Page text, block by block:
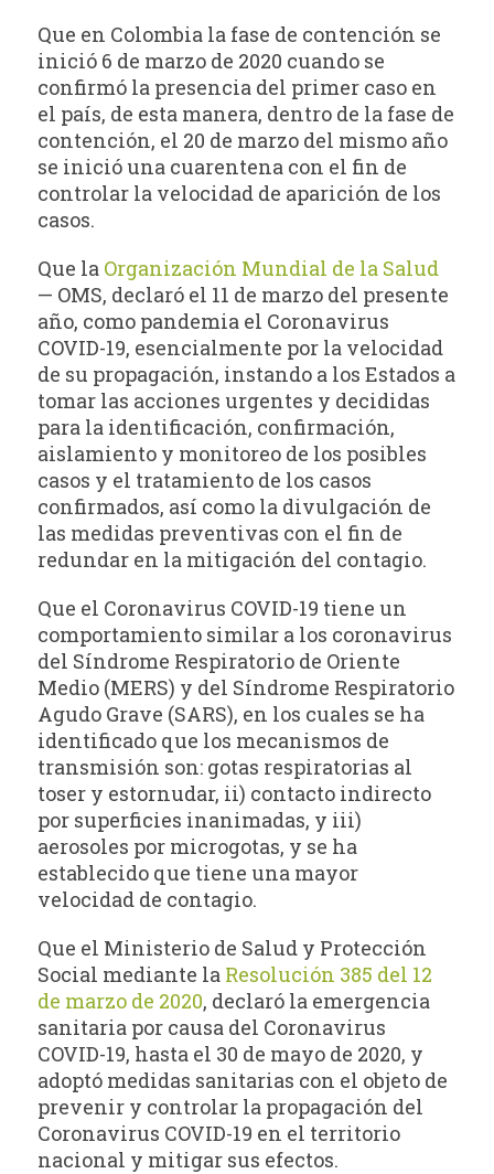
Que en Colombia la fase de contención se
inició 6 de marzo de 2020 cuando se
confirmó la presencia del primer caso en
el país, de esta manera, dentro de la fase de
contención, el 20 de marzo del mismo año
se inició una cuarentena con el fin de
controlar la velocidad de aparición de los
casos.
Que la Organización Mundial de la Salud
— OMS, declaró el 11 de marzo del presente
año, como pandemia el Coronavirus
COVID-19, esencialmente por la velocidad
de su propagación, instando a los Estados a
tomar las acciones urgentes y decididas
para la identificación, confirmación,
aislamiento y monitoreo de los posibles
casos y el tratamiento de los casos
confirmados, así como la divulgación de
las medidas preventivas con el fin de
redundar en la mitigación del contagio.
Que el Coronavirus COVID-19 tiene un
comportamiento similar a los coronavirus
del Síndrome Respiratorio de Oriente
Medio (MERS) y del Síndrome Respiratorio
Agudo Grave (SARS), en los cuales se ha
identificado que los mecanismos de
transmisión son: gotas respiratorias al
toser y estornudar, ii) contacto indirecto
por superficies inanimadas, y iii)
aerosoles por microgotas, y se ha
establecido que tiene una mayor
velocidad de contagio.
Que el Ministerio de Salud y Protección
Social mediante la Resolución 385 del 12
de marzo de 2020, declaró la emergencia
sanitaria por causa del Coronavirus
COVID-19, hasta el 30 de mayo de 2020, y
adoptó medidas sanitarias con el objeto de
prevenir y controlar la propagación del
Coronavirus COVID-19 en el territorio
nacional y mitigar sus efectos.